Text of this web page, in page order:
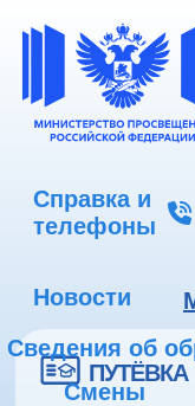
Справка и
телефоны
Новости
Сведения об
Смены
ПУТЁВКА